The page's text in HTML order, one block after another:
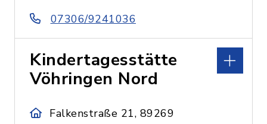
07306/9241036
Kindertagesstätte
Vöhringen Nord
Falkenstraße 21, 89269